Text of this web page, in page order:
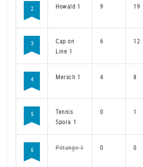
2 Howald 1 9 19
3
Cap on
Line 1
6 12
4 Mersch 1 4 8
5
Tennis
Spora 1
0 1
6 Pétange 1 0 0